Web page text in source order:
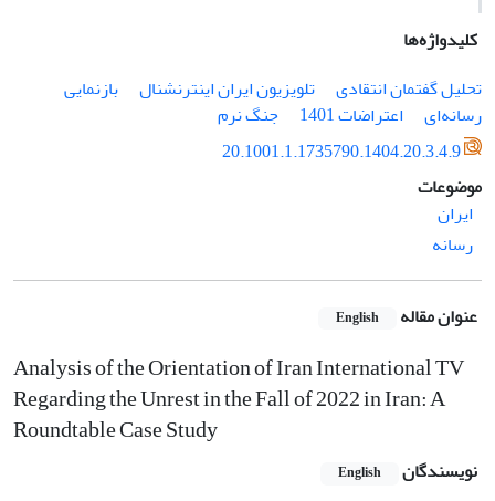
کلیدواژه‌ها
تحلیل گفتمان انتقادی
تلویزیون ایران اینترنشنال
بازنمایی
رسانه‌ای
اعتراضات 1401
جنگ نرم
20.1001.1.1735790.1404.20.3.4.9
موضوعات
ایران
رسانه
عنوان مقاله English
Analysis of the Orientation of Iran International TV
Regarding the Unrest in the Fall of 2022 in Iran: A
Roundtable Case Study
نویسندگان English